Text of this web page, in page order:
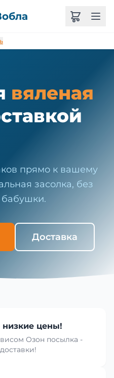
вяленая
прямо к вашему
засолка, без
бабушки.
Доставка
низкие цены!
Озон посылка -